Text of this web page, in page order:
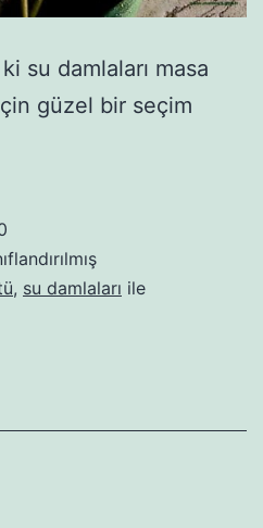
su damlaları masa
güzel bir seçim
, su damlaları ile